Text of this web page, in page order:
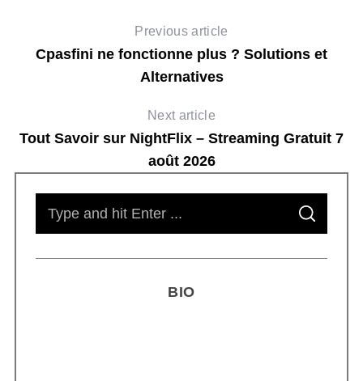
Previous article
Cpasfini ne fonctionne plus ? Solutions et
Alternatives
Next article
Tout Savoir sur NightFlix – Streaming Gratuit 7
août 2026
S
A
C
BIO